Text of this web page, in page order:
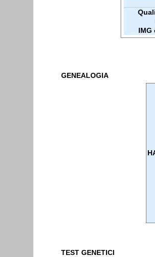
IMG
GENEALOGIA
TEST GENETICI